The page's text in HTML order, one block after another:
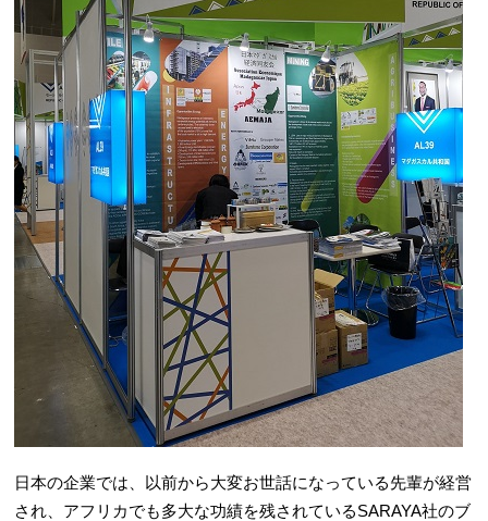
日本の企業では、以前から大変お世話になっている先輩が経営
され、アフリカでも多大な功績を残されているSARAYA社のブ